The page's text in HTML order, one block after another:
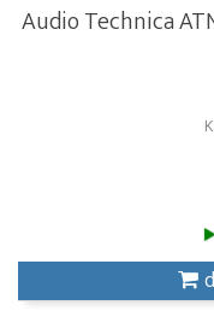
Audio Technica